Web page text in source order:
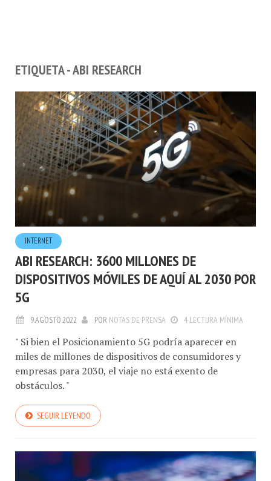
ETIQUETA - ABI RESEARCH
INTERNET
ABI RESEARCH: 3600 MILLONES DE
DISPOSITIVOS MÓVILES DE AQUÍ AL 2030 POR
5G
9.AGOSTO.2022 POR NOTAS DE PRENSA 4 LECTURA MÍNIMA
" Si bien el Posicionamiento 5G podría aparecer en
miles de millones de dispositivos de consumidores y
empresas para 2030, el viaje no está exento de
obstáculos. "
SEGUIR LEYENDO